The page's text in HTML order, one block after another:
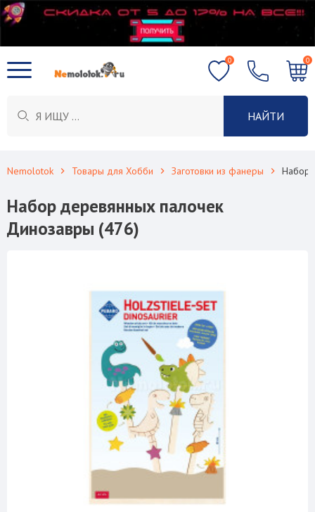
НАЙТИ
0 0
Nemolotok Товары для Хобби Заготовки из фанеры Набор
Набор деревянных палочек
Динозавры (476)